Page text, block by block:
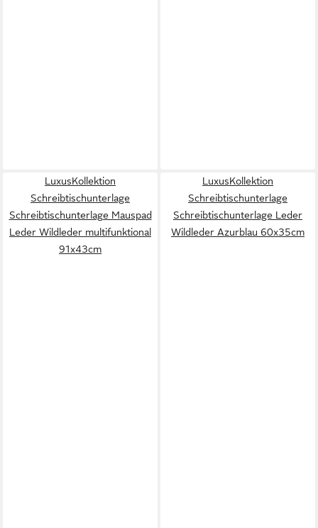
LuxusKollektion
Schreibtischunterlage
Schreibtischunterlage Mauspad
Leder Wildleder multifunktional
91x43cm
LuxusKollektion
Schreibtischunterlage
Schreibtischunterlage Leder
Wildleder Azurblau 60x35cm